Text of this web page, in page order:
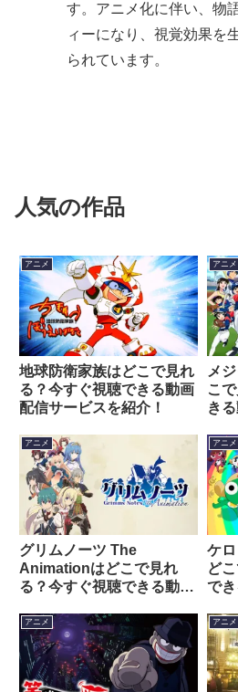
す。アニメ化に伴い、物
ィーになり、視覚効果を
られています。
人気の作品
アニメ
地球防衛家族はどこで見れ
る？今すぐ視聴できる動画
配信サービスを紹介！
アニメ
メ
こ
き
アニメ
グリムノーツ The
Animationはどこで見れ
る？今すぐ視聴できる動画
アニメ
ケ
ど
で
アニメ アニメ